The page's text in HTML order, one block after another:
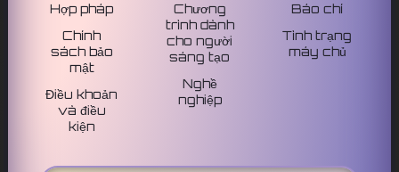
Hợp pháp
Chính
sách bảo
mật
Điều khoản
và điều
kiện
Chương
trình dành
cho người
sáng tạo
Nghề
nghiệp
Báo chí
Tình trạng
máy chủ